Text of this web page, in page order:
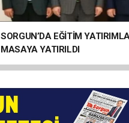
SORGUN’DA EĞİTİM
MASAYA YATIRILDI